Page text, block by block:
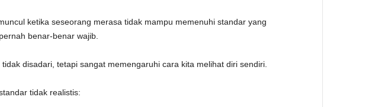
ketika seseorang merasa tidak mampu memenuhi standar yang
benar-benar wajib.
disadari, tetapi sangat memengaruhi cara kita melihat diri sendiri.
tidak realistis: